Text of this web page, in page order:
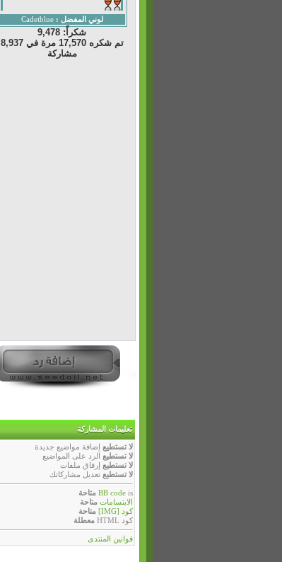
لوني المفضل :Cadetblue
شكراً: 9,478
تم شكره 17,570 مرة في 8,937
مشاركة
تعليمات المشاركة
لا تستطيع إضافة مواضيع جديدة
لا تستطيع الرد على المواضيع
لا تستطيع إرفاق ملفات
لا تستطيع تعديل مشاركاتك
BB codeis
متاحة
الابتسامات متاحة
كود [IMG]
متاحة
كود HTML
معطلة
قوانين المنتدى